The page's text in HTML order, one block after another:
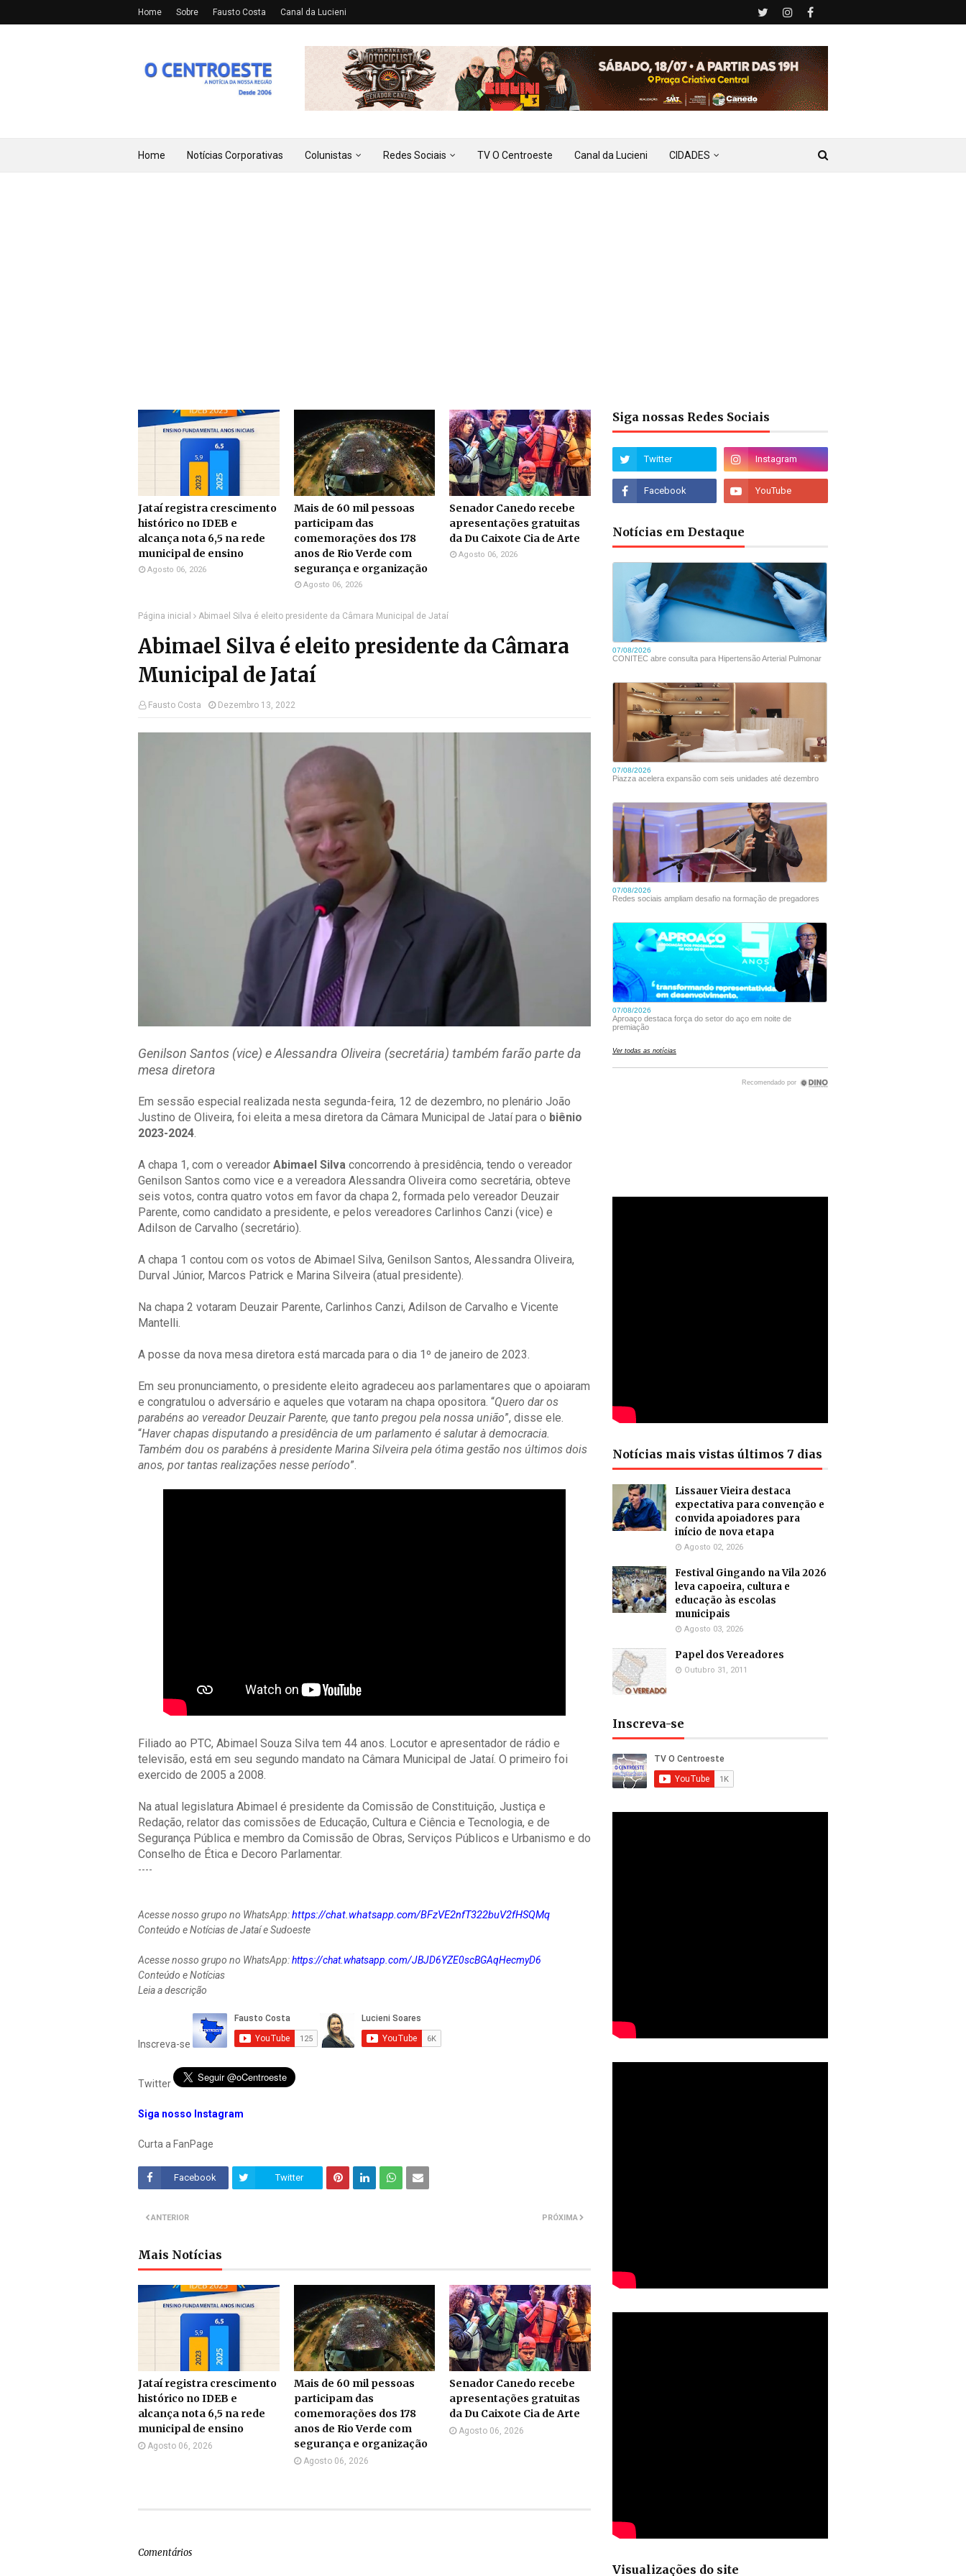
Home Sobre Fausto Costa Canal da Lucieni
Home Notícias Corporativas Colunistas Redes Sociais TV O Centroeste Canal da Lucieni CIDADES
Jataí registra crescimento
histórico no IDEB e
alcança nota 6,5 na rede
municipal de ensino
Agosto 06, 2026
Mais de 60 mil pessoas
participam das
comemorações dos 178
anos de Rio Verde com
segurança e organização
Agosto 06, 2026
Senador Canedo recebe
apresentações gratuitas
da Du Caixote Cia de Arte
Agosto 06, 2026
Página inicial Abimael Silva é eleito presidente da Câmara Municipal de Jataí
Abimael Silva é eleito presidente da Câmara
Municipal de Jataí
Fausto Costa Dezembro 13, 2022
Genilson Santos (vice) e Alessandra Oliveira (secretária) também farão parte da
mesa diretora
Em sessão especial realizada nesta segunda-feira, 12 de dezembro, no plenário João
Justino de Oliveira, foi eleita a mesa diretora da Câmara Municipal de Jataí para o biênio
2023-2024.
A chapa 1, com o vereador Abimael Silva concorrendo à presidência, tendo o vereador
Genilson Santos como vice e a vereadora Alessandra Oliveira como secretária, obteve
seis votos, contra quatro votos em favor da chapa 2, formada pelo vereador Deuzair
Parente, como candidato a presidente, e pelos vereadores Carlinhos Canzi (vice) e
Adilson de Carvalho (secretário).
A chapa 1 contou com os votos de Abimael Silva, Genilson Santos, Alessandra Oliveira,
Durval Júnior, Marcos Patrick e Marina Silveira (atual presidente).
Na chapa 2 votaram Deuzair Parente, Carlinhos Canzi, Adilson de Carvalho e Vicente
Mantelli.
A posse da nova mesa diretora está marcada para o dia 1º de janeiro de 2023.
Em seu pronunciamento, o presidente eleito agradeceu aos parlamentares que o apoiaram
e congratulou o adversário e aqueles que votaram na chapa opositora. “Quero dar os
parabéns ao vereador Deuzair Parente, que tanto pregou pela nossa união”, disse ele.
“Haver chapas disputando a presidência de um parlamento é salutar à democracia.
Também dou os parabéns à presidente Marina Silveira pela ótima gestão nos últimos dois
anos, por tantas realizações nesse período”.
Filiado ao PTC, Abimael Souza Silva tem 44 anos. Locutor e apresentador de rádio e
televisão, está em seu segundo mandato na Câmara Municipal de Jataí. O primeiro foi
exercido de 2005 a 2008.
Na atual legislatura Abimael é presidente da Comissão de Constituição, Justiça e
Redação, relator das comissões de Educação, Cultura e Ciência e Tecnologia, e de
Segurança Pública e membro da Comissão de Obras, Serviços Públicos e Urbanismo e do
Conselho de Ética e Decoro Parlamentar.
----
Acesse nosso grupo no WhatsApp:https://chat.whatsapp.com/BFzVE2nfT322buV2fHSQMq
Conteúdo e Notícias de Jataí e Sudoeste
Acesse nosso grupo no WhatsApp:https://chat.whatsapp.com/JBJD6YZE0scBGAqHecmyD6
Conteúdo e Notícias
Leia a descrição
Inscreva-se
Twitter
Siga nosso Instagram
Curta a FanPage
Facebook Twitter
PRÓXIMA
ANTERIOR
Mais Notícias
Jataí registra crescimento
histórico no IDEB e
alcança nota 6,5 na rede
municipal de ensino
Agosto 06, 2026
Mais de 60 mil pessoas
participam das
comemorações dos 178
anos de Rio Verde com
segurança e organização
Agosto 06, 2026
Senador Canedo recebe
apresentações gratuitas
da Du Caixote Cia de Arte
Agosto 06, 2026
Comentários
Siga nossas Redes Sociais
Notícias em Destaque
Notícias mais vistas últimos 7 dias
Lissauer Vieira destaca
expectativa para convenção e
convida apoiadores para
início de nova etapa
Agosto 02, 2026
Festival Gingando na Vila 2026
leva capoeira, cultura e
educação às escolas
municipais
Agosto 03, 2026
Papel dos Vereadores
Outubro 31, 2011
Inscreva-se
Visualizações do site